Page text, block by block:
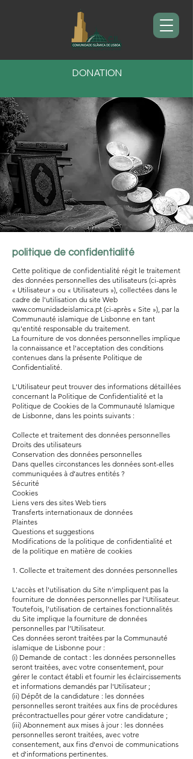
DONATION
politique de confidentialité
Cette politique de confidentialité régit le traitement
des données personnelles des utilisateurs (ci-après
« Utilisateur » ou « Utilisateurs »), collectées dans le
cadre de l'utilisation du site Web
www.comunidadeislamica.pt (ci-après « Site »), par la
Communauté islamique de Lisbonne en tant
qu'entité responsable du traitement.
La fourniture de vos données personnelles implique
la connaissance et l'acceptation des conditions
contenues dans la présente Politique de
Confidentialité.
L'Utilisateur peut trouver des informations détaillées
concernant la Politique de Confidentialité et la
Politique de Cookies de la Communauté Islamique
de Lisbonne, dans les points suivants :
Collecte et traitement des données personnelles
Droits des utilisateurs
Conservation des données personnelles
Dans quelles circonstances les données sont-elles
communiquées à d’autres entités ?
Sécurité
Cookies
Liens vers des sites Web tiers
Transferts internationaux de données
Plaintes
Questions et suggestions
Modifications de la politique de confidentialité et
de la politique en matière de cookies
1. Collecte et traitement des données personnelles
L'accès et l'utilisation du Site n'impliquent pas la
fourniture de données personnelles par l'Utilisateur.
Toutefois, l’utilisation de certaines fonctionnalités
du Site implique la fourniture de données
personnelles par l’Utilisateur.
Ces données seront traitées par la Communauté
islamique de Lisbonne pour :
(i) Demande de contact : les données personnelles
seront traitées, avec votre consentement, pour
gérer le contact établi et fournir les éclaircissements
et informations demandés par l'Utilisateur ;
(ii) Dépôt de la candidature : les données
personnelles seront traitées aux fins de procédures
précontractuelles pour gérer votre candidature ;
(iii) Abonnement aux mises à jour : les données
personnelles seront traitées, avec votre
consentement, aux fins d'envoi de communications
et d'informations pertinentes.